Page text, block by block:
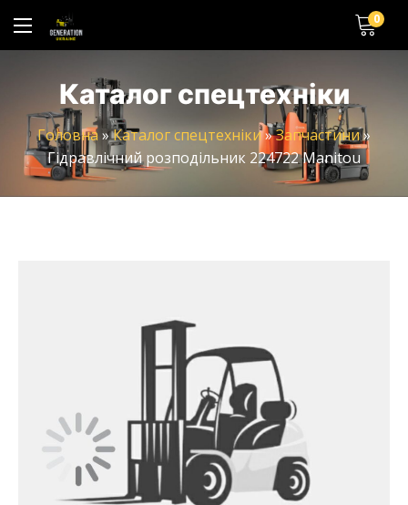
0
Каталог спецтехніки
Головна»Каталог спецтехніки»Запчастини»
Гідравлічний розподільник 224722 Manitou